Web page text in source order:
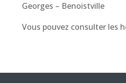
Georges – Benoistville
Vous pouvez consulter les